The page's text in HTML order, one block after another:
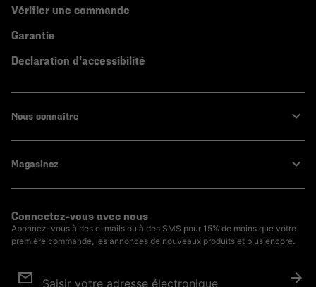
Vérifier une commande
Garantie
Declaration d'accessibilité
Nous connaitre
Magasinez
Connectez-vous avec nous
Abonnez-vous à des e-mails ou à des SMS pour 15% de moins que votre
première commande, les annonces de nouveaux produits et plus encore.
aux